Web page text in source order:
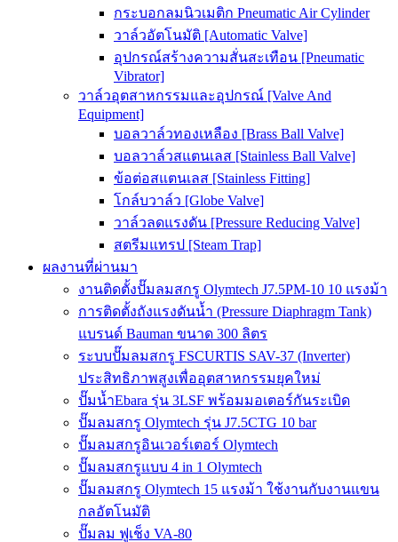
กระบอกลมนิวเมติก Pneumatic Air Cylinder
วาล์วอัตโนมัติ [Automatic Valve]
อุปกรณ์สร้างความสั่นสะเทือน [Pneumatic
Vibrator]
วาล์วอุตสาหกรรมและอุปกรณ์ [Valve And
Equipment]
บอลวาล์วทองเหลือง [Brass Ball Valve]
บอลวาล์วสแตนเลส [Stainless Ball Valve]
ข้อต่อสแตนเลส [Stainless Fitting]
โกล์บวาล์ว [Globe Valve]
วาล์วลดแรงดัน [Pressure Reducing Valve]
สตรีมแทรป [Steam Trap]
ผลงานที่ผ่านมา
งานติดตั้งปั๊มลมสกรู Olymtech J7.5PM-10 10 แรงม้า
การติดตั้งถังแรงดันน้ำ (Pressure Diaphragm Tank)
แบรนด์ Bauman ขนาด 300 ลิตร
ระบบปั๊มลมสกรู FSCURTIS SAV-37 (Inverter)
ประสิทธิภาพสูงเพื่ออุตสาหกรรมยุคใหม่
ปั๊มน้ำEbara รุ่น 3LSF พร้อมมอเตอร์กันระเบิด
ปั๊มลมสกรู Olymtech รุ่น J7.5CTG 10 bar
ปั๊มลมสกรูอินเวอร์เตอร์ Olymtech
ปั๊มลมสกรูแบบ 4 in 1 Olymtech
ปั๊มลมสกรู Olymtech 15 แรงม้า ใช้งานกับงานแขน
กลอัตโนมัติ
ปั๊มลม ฟูเช็ง VA-80